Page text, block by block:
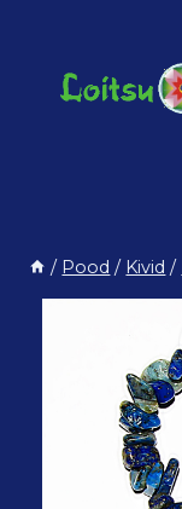
content
/ Pood / Kivid /